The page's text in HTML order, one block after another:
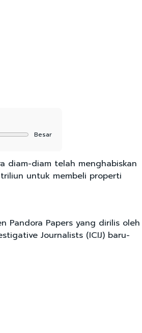
Besar
diam-diam telah menghabiskan
untuk membeli properti
Pandora Papers yang dirilis oleh
Journalists (ICIJ) baru-